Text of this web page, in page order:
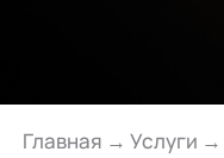
Главная → Услуги →